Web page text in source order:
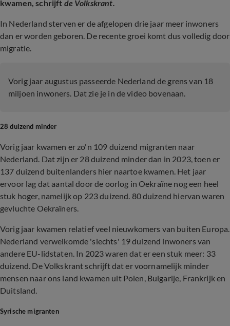
kwamen, schrijft de Volkskrant.
In Nederland sterven er de afgelopen drie jaar meer inwoners
dan er worden geboren. De recente groei komt dus volledig door
migratie.
Vorig jaar augustus passeerde Nederland de grens van 18
miljoen inwoners. Dat zie je in de video bovenaan.
28 duizend minder
Vorig jaar kwamen er zo'n 109 duizend migranten naar
Nederland. Dat zijn er 28 duizend minder dan in 2023, toen er
137 duizend buitenlanders hier naartoe kwamen. Het jaar
ervoor lag dat aantal door de oorlog in Oekraïne nog een heel
stuk hoger, namelijk op 223 duizend. 80 duizend hiervan waren
gevluchte Oekraïners.
Vorig jaar kwamen relatief veel nieuwkomers van buiten Europa.
Nederland verwelkomde 'slechts' 19 duizend inwoners van
andere EU-lidstaten. In 2023 waren dat er een stuk meer: 33
duizend. De Volkskrant schrijft dat er voornamelijk minder
mensen naar ons land kwamen uit Polen, Bulgarije, Frankrijk en
Duitsland.
Syrische migranten